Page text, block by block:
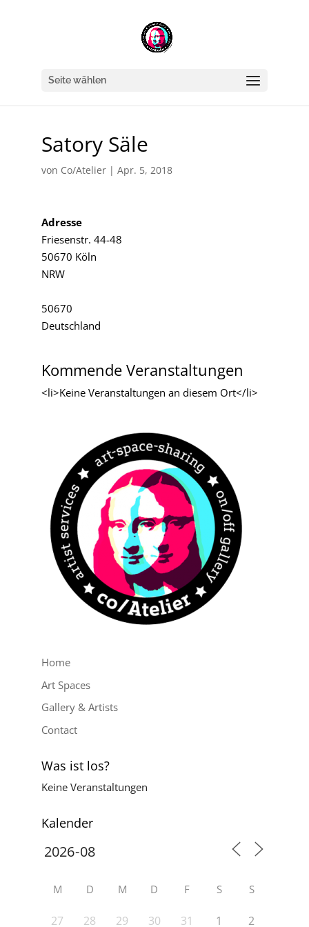
Seite wählen
Satory Säle
von Co/Atelier| Apr. 5, 2018
Adresse
Friesenstr. 44-48
50670 Köln
NRW
50670
Deutschland
Kommende Veranstaltungen
<li>Keine Veranstaltungen an diesem Ort</li>
Home
Art Spaces
Gallery & Artists
Contact
Was ist los?
Keine Veranstaltungen
Kalender
M D M D F S S
27 28 29 30 31 1 2